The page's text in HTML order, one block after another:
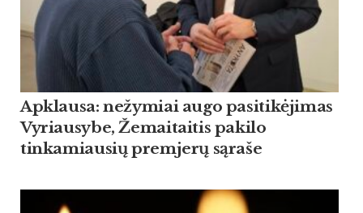
Apklausa: nežymiai augo pasitikėjimas
Vyriausybe, Žemaitaitis pakilo
tinkamiausių premjerų sąraše